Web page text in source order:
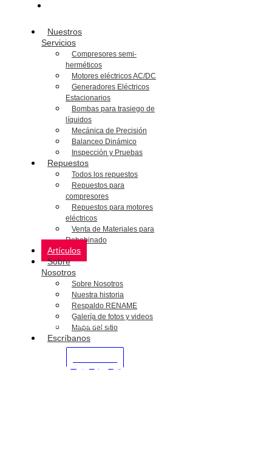
Nuestros
Servicios
Compresores semi-
herméticos
Motores eléctricos AC/DC
Generadores Eléctricos
Estacionarios
Bombas para trasiego de
líquidos
Mecánica de Precisión
Balanceo Dinámico
Inspección y Pruebas
Repuestos
Todos los repuestos
Repuestos para
compresores
Repuestos para motores
eléctricos
Venta de Materiales para
Rebobinado
Artículos
Sobre
Nosotros
Sobre Nosotros
Nuestra historia
Respaldo RENAME
Galería de fotos y videos
Mapa del sitio
Escríbanos
Artículos Técnicos
Reconstrucción